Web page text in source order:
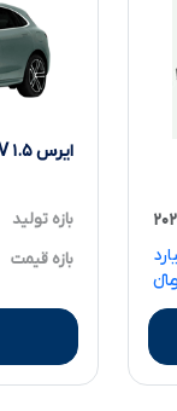
میلیارد
ایرس HM۵ EREV ۱.۵ لیتر توربو
بازه تولید
بازه قیمت